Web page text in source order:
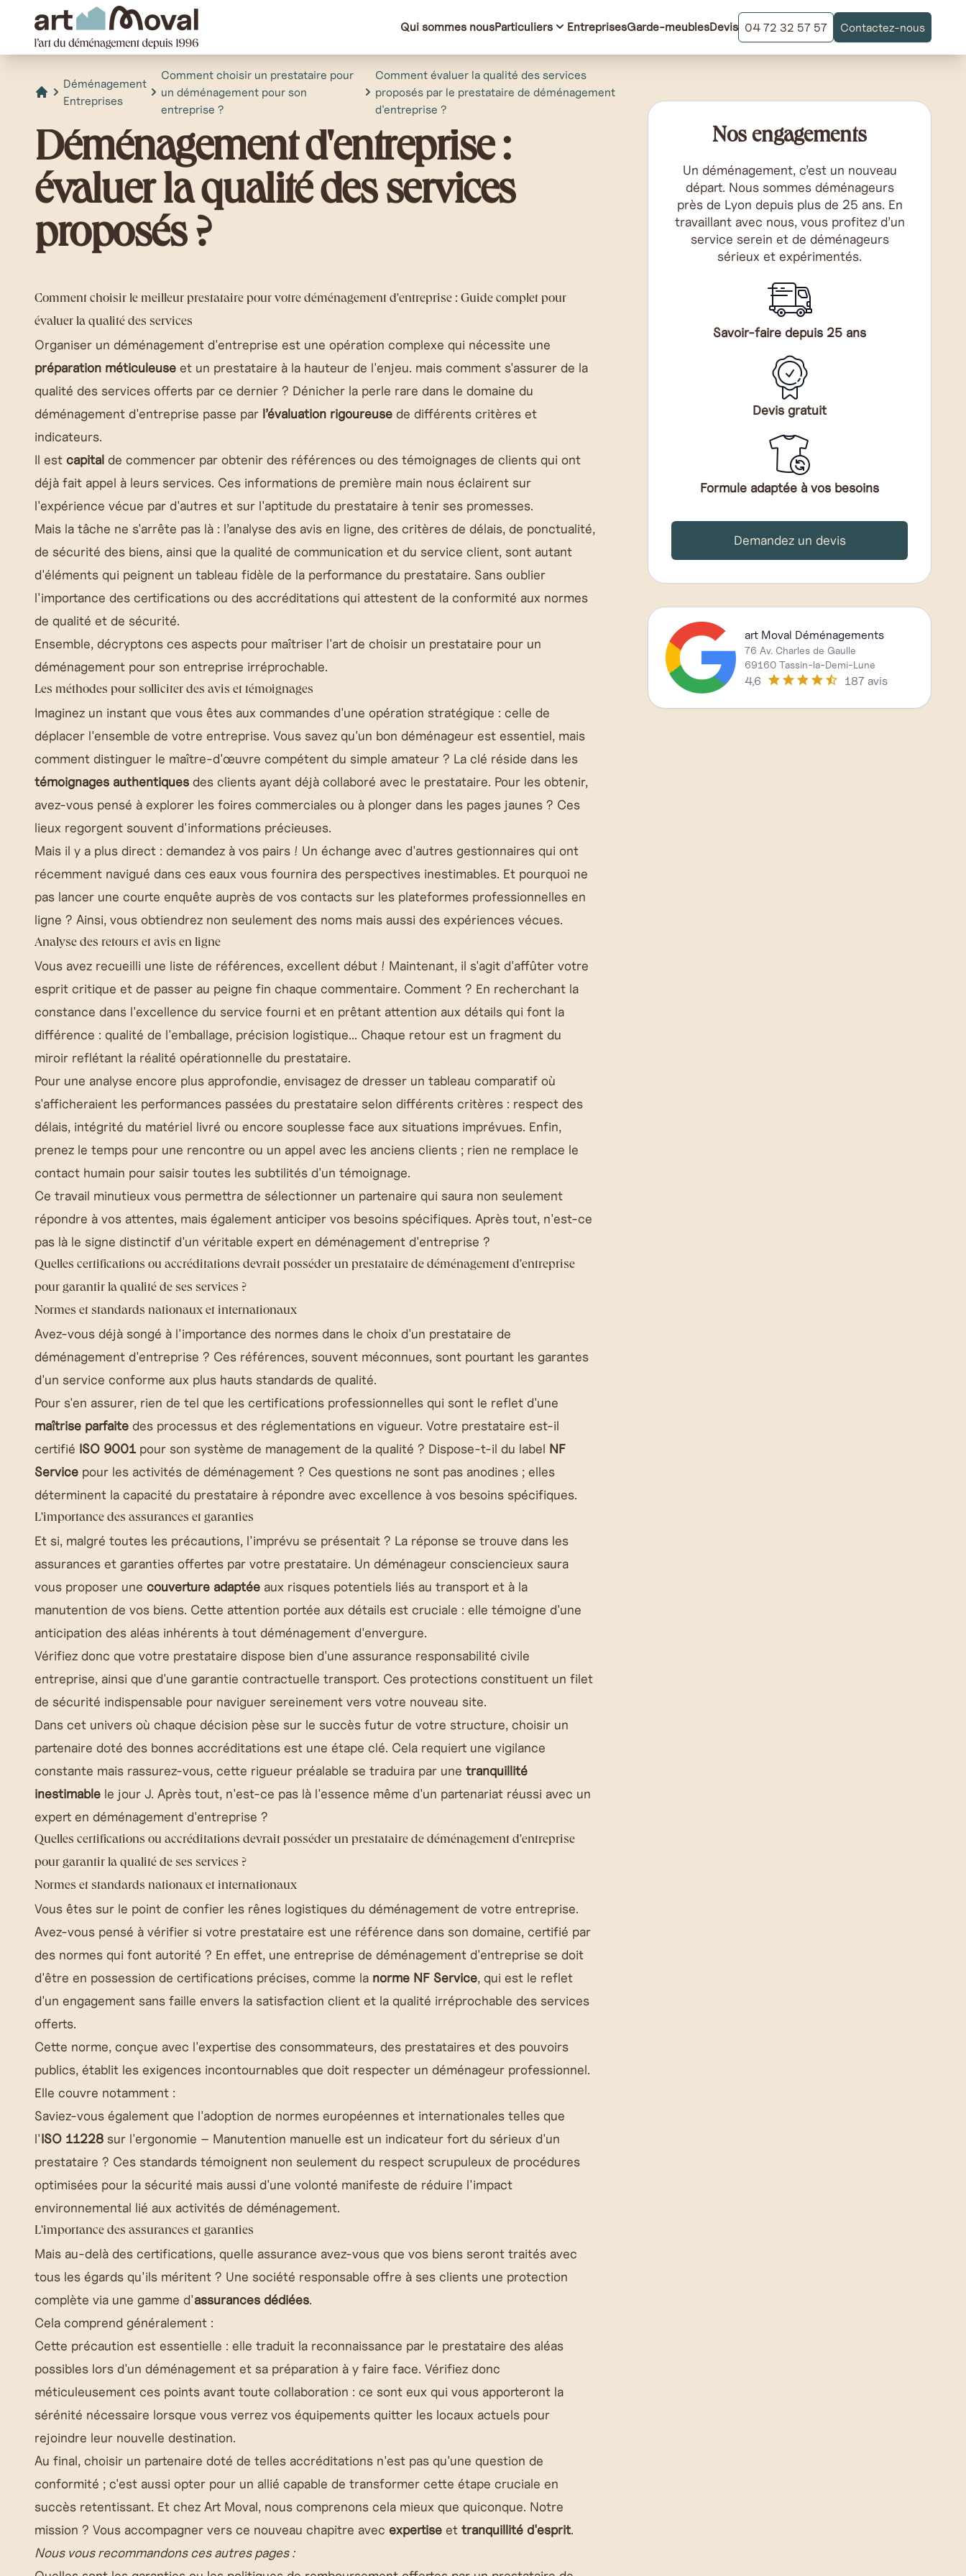
art Moval
Qui sommes nousParticuliers EntreprisesGarde-meublesDevis 04 72 32 57 57 Contactez-nous
Accueil
Déménagement
Entreprises
Comment choisir un prestataire pour
un déménagement pour son
entreprise ?
Comment évaluer la qualité des services
proposés par le prestataire de déménagement
d'entreprise ?
Déménagement d'entreprise :
évaluer la qualité des services
proposés ?
Comment choisir le meilleur prestataire pour votre déménagement d'entreprise : Guide complet pour
évaluer la qualité des services
Organiser un déménagement d'entreprise est une opération complexe qui nécessite une
préparation méticuleuse et un prestataire à la hauteur de l'enjeu. mais comment s'assurer de la
qualité des services offerts par ce dernier ? Dénicher la perle rare dans le domaine du
déménagement d'entreprise passe par l’évaluation rigoureuse de différents critères et
indicateurs.
Il est capital de commencer par obtenir des références ou des témoignages de clients qui ont
déjà fait appel à leurs services. Ces informations de première main nous éclairent sur
l'expérience vécue par d'autres et sur l'aptitude du prestataire à tenir ses promesses.
Mais la tâche ne s'arrête pas là : l’analyse des avis en ligne, des critères de délais, de ponctualité,
de sécurité des biens, ainsi que la qualité de communication et du service client, sont autant
d'éléments qui peignent un tableau fidèle de la performance du prestataire. Sans oublier
l'importance des certifications ou des accréditations qui attestent de la conformité aux normes
de qualité et de sécurité.
Ensemble, décryptons ces aspects pour maîtriser l'art de choisir un prestataire pour un
déménagement pour son entreprise irréprochable.
Les méthodes pour solliciter des avis et témoignages
Imaginez un instant que vous êtes aux commandes d'une opération stratégique : celle de
déplacer l'ensemble de votre entreprise. Vous savez qu'un bon déménageur est essentiel, mais
comment distinguer le maître-d'œuvre compétent du simple amateur ? La clé réside dans les
témoignages authentiques des clients ayant déjà collaboré avec le prestataire. Pour les obtenir,
avez-vous pensé à explorer les foires commerciales ou à plonger dans les pages jaunes ? Ces
lieux regorgent souvent d'informations précieuses.
Mais il y a plus direct : demandez à vos pairs ! Un échange avec d'autres gestionnaires qui ont
récemment navigué dans ces eaux vous fournira des perspectives inestimables. Et pourquoi ne
pas lancer une courte enquête auprès de vos contacts sur les plateformes professionnelles en
ligne ? Ainsi, vous obtiendrez non seulement des noms mais aussi des expériences vécues.
Analyse des retours et avis en ligne
Vous avez recueilli une liste de références, excellent début ! Maintenant, il s'agit d'affûter votre
esprit critique et de passer au peigne fin chaque commentaire. Comment ? En recherchant la
constance dans l'excellence du service fourni et en prêtant attention aux détails qui font la
différence : qualité de l'emballage, précision logistique... Chaque retour est un fragment du
miroir reflétant la réalité opérationnelle du prestataire.
Pour une analyse encore plus approfondie, envisagez de dresser un tableau comparatif où
s'afficheraient les performances passées du prestataire selon différents critères : respect des
délais, intégrité du matériel livré ou encore souplesse face aux situations imprévues. Enfin,
prenez le temps pour une rencontre ou un appel avec les anciens clients ; rien ne remplace le
contact humain pour saisir toutes les subtilités d'un témoignage.
Ce travail minutieux vous permettra de sélectionner un partenaire qui saura non seulement
répondre à vos attentes, mais également anticiper vos besoins spécifiques. Après tout, n'est-ce
pas là le signe distinctif d'un véritable expert en déménagement d'entreprise ?
Quelles certifications ou accréditations devrait posséder un prestataire de déménagement d'entreprise
pour garantir la qualité de ses services ?
Normes et standards nationaux et internationaux
Avez-vous déjà songé à l'importance des normes dans le choix d'un prestataire de
déménagement d'entreprise ? Ces références, souvent méconnues, sont pourtant les garantes
d'un service conforme aux plus hauts standards de qualité.
Pour s'en assurer, rien de tel que les certifications professionnelles qui sont le reflet d'une
maîtrise parfaite des processus et des réglementations en vigueur. Votre prestataire est-il
certifié ISO 9001 pour son système de management de la qualité ? Dispose-t-il du label NF
Service pour les activités de déménagement ? Ces questions ne sont pas anodines ; elles
déterminent la capacité du prestataire à répondre avec excellence à vos besoins spécifiques.
L'importance des assurances et garanties
Et si, malgré toutes les précautions, l'imprévu se présentait ? La réponse se trouve dans les
assurances et garanties offertes par votre prestataire. Un déménageur consciencieux saura
vous proposer une couverture adaptée aux risques potentiels liés au transport et à la
manutention de vos biens. Cette attention portée aux détails est cruciale : elle témoigne d'une
anticipation des aléas inhérents à tout déménagement d'envergure.
Vérifiez donc que votre prestataire dispose bien d'une assurance responsabilité civile
entreprise, ainsi que d'une garantie contractuelle transport. Ces protections constituent un filet
de sécurité indispensable pour naviguer sereinement vers votre nouveau site.
Dans cet univers où chaque décision pèse sur le succès futur de votre structure, choisir un
partenaire doté des bonnes accréditations est une étape clé. Cela requiert une vigilance
constante mais rassurez-vous, cette rigueur préalable se traduira par une tranquillité
inestimable le jour J. Après tout, n'est-ce pas là l'essence même d'un partenariat réussi avec un
expert en déménagement d'entreprise ?
Quelles certifications ou accréditations devrait posséder un prestataire de déménagement d'entreprise
pour garantir la qualité de ses services ?
Normes et standards nationaux et internationaux
Vous êtes sur le point de confier les rênes logistiques du déménagement de votre entreprise.
Avez-vous pensé à vérifier si votre prestataire est une référence dans son domaine, certifié par
des normes qui font autorité ? En effet, une entreprise de déménagement d'entreprise se doit
d'être en possession de certifications précises, comme la norme NF Service, qui est le reflet
d'un engagement sans faille envers la satisfaction client et la qualité irréprochable des services
offerts.
Cette norme, conçue avec l'expertise des consommateurs, des prestataires et des pouvoirs
publics, établit les exigences incontournables que doit respecter un déménageur professionnel.
Elle couvre notamment :
Saviez-vous également que l'adoption de normes européennes et internationales telles que
l'ISO 11228 sur l'ergonomie – Manutention manuelle est un indicateur fort du sérieux d'un
prestataire ? Ces standards témoignent non seulement du respect scrupuleux de procédures
optimisées pour la sécurité mais aussi d'une volonté manifeste de réduire l'impact
environnemental lié aux activités de déménagement.
L'importance des assurances et garanties
Mais au-delà des certifications, quelle assurance avez-vous que vos biens seront traités avec
tous les égards qu'ils méritent ? Une société responsable offre à ses clients une protection
complète via une gamme d'assurances dédiées.
Cela comprend généralement :
Cette précaution est essentielle : elle traduit la reconnaissance par le prestataire des aléas
possibles lors d'un déménagement et sa préparation à y faire face. Vérifiez donc
méticuleusement ces points avant toute collaboration : ce sont eux qui vous apporteront la
sérénité nécessaire lorsque vous verrez vos équipements quitter les locaux actuels pour
rejoindre leur nouvelle destination.
Au final, choisir un partenaire doté de telles accréditations n'est pas qu'une question de
conformité ; c'est aussi opter pour un allié capable de transformer cette étape cruciale en
succès retentissant. Et chez Art Moval, nous comprenons cela mieux que quiconque. Notre
mission ? Vous accompagner vers ce nouveau chapitre avec expertise et tranquillité d'esprit.
Nous vous recommandons ces autres pages :
Nos engagements
Un déménagement, c’est un nouveau
départ. Nous sommes déménageurs
près de Lyon depuis plus de 25 ans. En
travaillant avec nous, vous profitez d’un
service serein et de déménageurs
sérieux et expérimentés.
Savoir-faire depuis 25 ans
Devis gratuit
Formule adaptée à vos besoins
Demandez un devis
art Moval Déménagements
76 Av. Charles de Gaulle
69160 Tassin-la-Demi-Lune
4,6 187 avis